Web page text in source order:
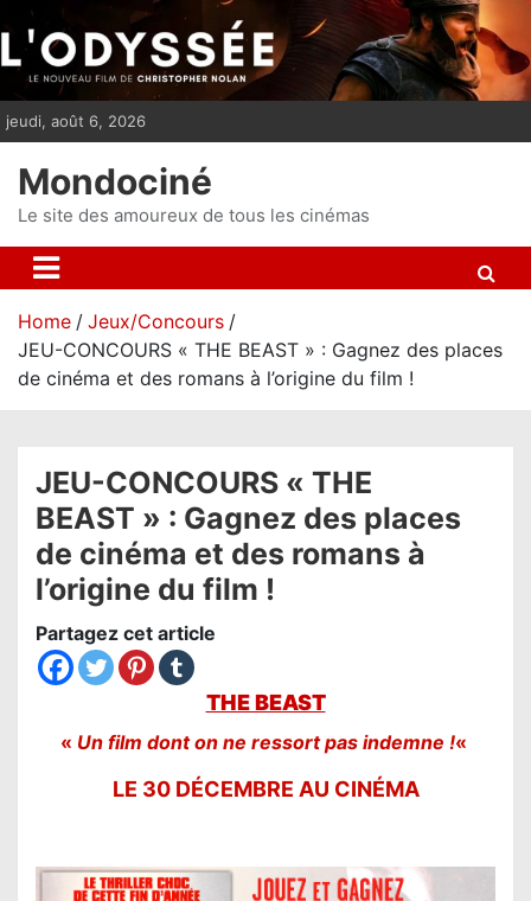
i
p
t
n
jeudi, août 6, 2026
Mondociné
Le site des amoureux de tous les cinémas
Home
Jeux/Concours
JEU-CONCOURS « THE BEAST » : Gagnez des places
de cinéma et des romans à l’origine du film !
JEU-CONCOURS « THE
BEAST » : Gagnez des places
de cinéma et des romans à
l’origine du film !
Partagez cet article
THE BEAST
« Un film dont on ne ressort pas indemne !«
LE 30 DÉCEMBRE AU CINÉMA